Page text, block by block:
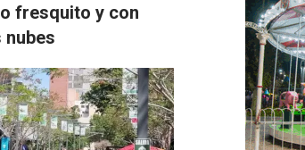
fresquito y con
nubes